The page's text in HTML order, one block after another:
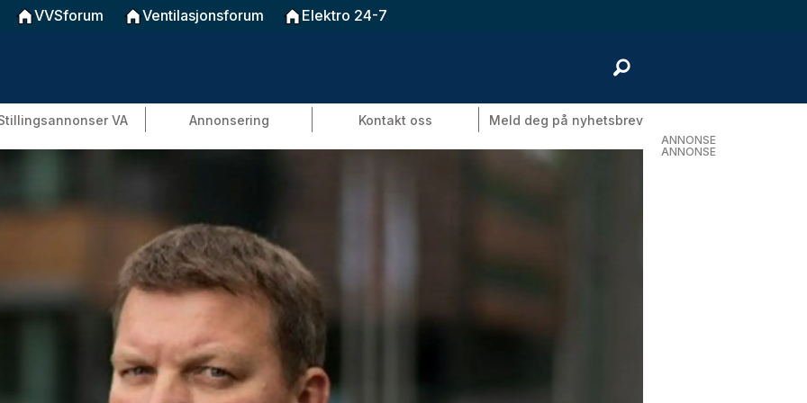
VVSforum Ventilasjonsforum Elektro 24-7
VA Annonsering Kontakt oss Meld deg på nyhetsbrev
ANNONSE
ANNONSE